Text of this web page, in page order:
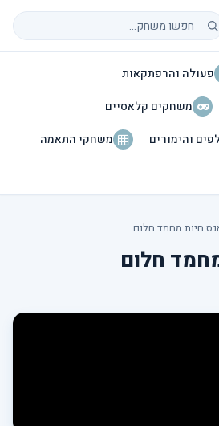
משחקים
פעולה והרפתקאות
משחקים קלאסיים
והימורים
משחקי התאמה
חיות מחמד חלום
חלום